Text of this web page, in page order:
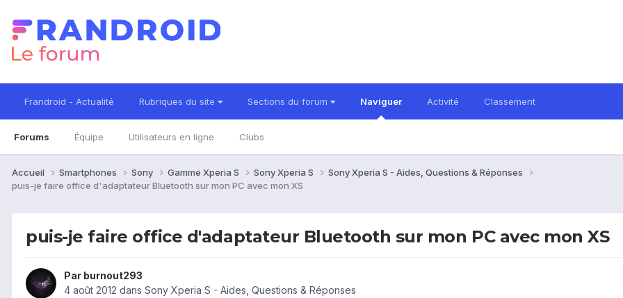
Frandroid - Actualité Rubriques du site Sections du forum Naviguer
Forums Équipe Utilisateurs en ligne Clubs
Activité Classement
Accueil Smartphones Sony Gamme Xperia S Sony Xperia S
Sony Xperia S - Aides, Questions & Réponses
puis-je faire office d'adaptateur Bluetooth sur mon PC avec mon XS
puis-je faire office d'adaptateur Bluetooth sur mon PC avec mon XS
Par burnout293
4 août 2012 dans Sony Xperia S - Aides, Questions & Réponses